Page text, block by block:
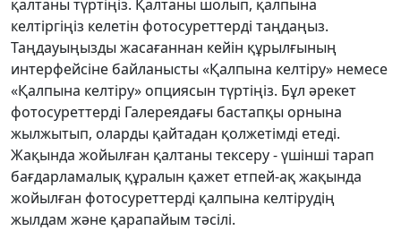
қалтаны түртіңіз. Қалтаны шолып, қалпына
келтіргіңіз келетін фотосуреттерді таңдаңыз.
Таңдауыңызды жасағаннан кейін құрылғының
интерфейсіне байланысты «Қалпына келтіру» немесе
«Қалпына келтіру» опциясын түртіңіз. Бұл әрекет
фотосуреттерді Галереядағы бастапқы орнына
жылжытып, оларды қайтадан қолжетімді етеді.
Жақында жойылған қалтаны тексеру - үшінші тарап
бағдарламалық құралын қажет етпей-ақ жақында
жойылған фотосуреттерді қалпына келтірудің
жылдам және қарапайым тәсілі.
Dansk Ελληνικά
Türk
русский
हिंदी
தமிழ்
Bahasa Melayu
ไทย
한국어
Română
Polskie
қазақ
Gaeilge
繁體中文